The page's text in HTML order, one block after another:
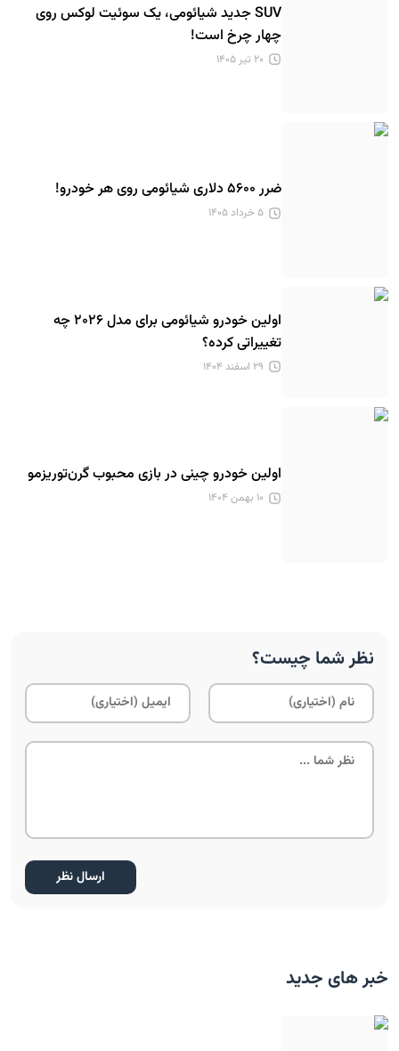
SUV جدید شیائومی، یک سوئیت لوکس روی
چهار چرخ است!
۲۰ تیر ۱۴۰۵
ضرر ۵۶۰۰ دلاری شیائومی روی هر خودرو!
۵ خرداد ۱۴۰۵
اولین خودرو شیائومی برای مدل ۲۰۲۶ چه
تغییراتی کرده؟
۲۹ اسفند ۱۴۰۴
اولین خودرو چینی در بازی محبوب گرن‌توریزمو
۱۰ بهمن ۱۴۰۴
نظر شما چیست؟
خبر های جدید